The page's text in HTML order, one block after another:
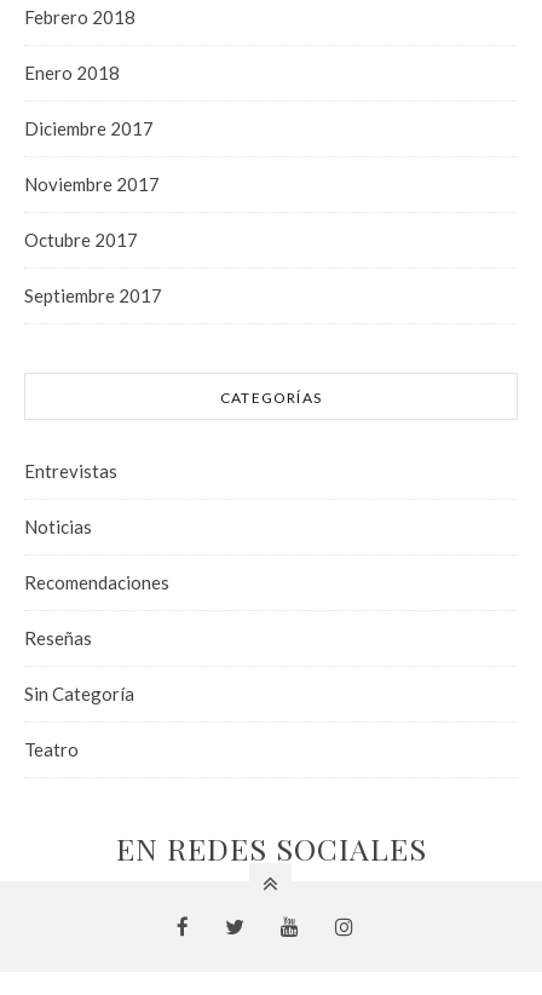
Febrero 2018
Enero 2018
Diciembre 2017
Noviembre 2017
Octubre 2017
Septiembre 2017
CATEGORÍAS
Entrevistas
Noticias
Recomendaciones
Reseñas
Sin Categoría
Teatro
EN REDES SOCIALES